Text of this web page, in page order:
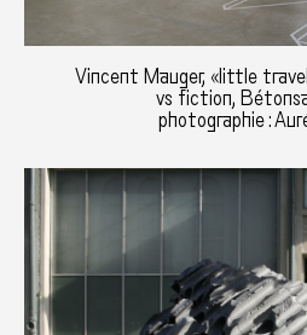
Vincent Mauger, «little
vs fiction,
photographie :